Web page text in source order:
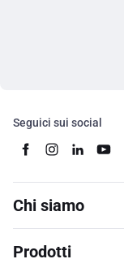
Seguici sui social
Chi siamo
Prodotti